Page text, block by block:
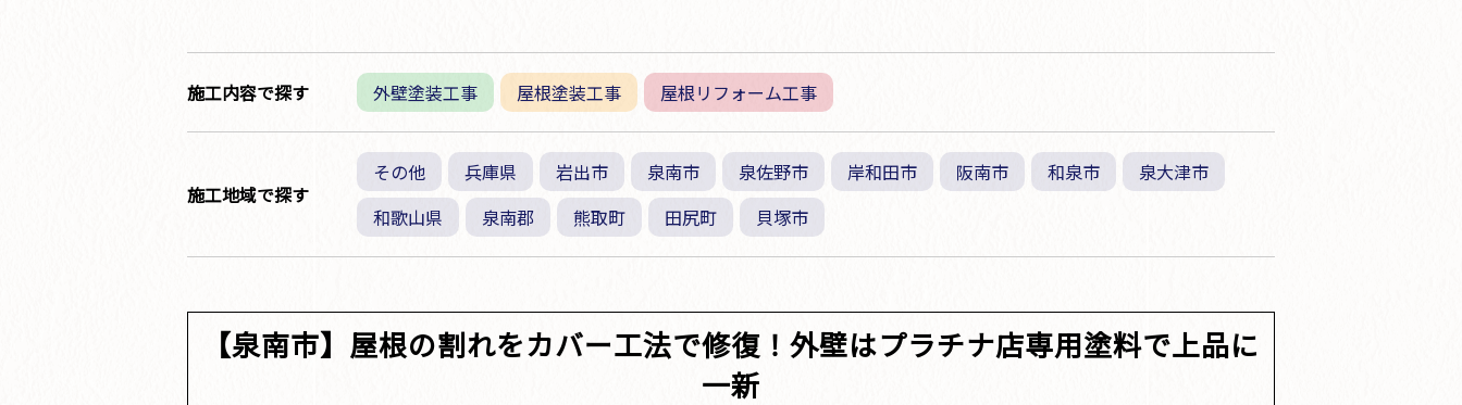
施工内容で探す 外壁塗装工事 屋根塗装工事 屋根リフォーム工事
施工地域で探す
その他 兵庫県 岩出市 泉南市 泉佐野市 岸和田市 阪南市 和泉市
泉大津市
和歌山県
泉南郡 熊取町 田尻町 貝塚市
【泉南市】屋根の割れをカバー工法で修復！外壁はプラチナ店専用塗料で上品に
一新